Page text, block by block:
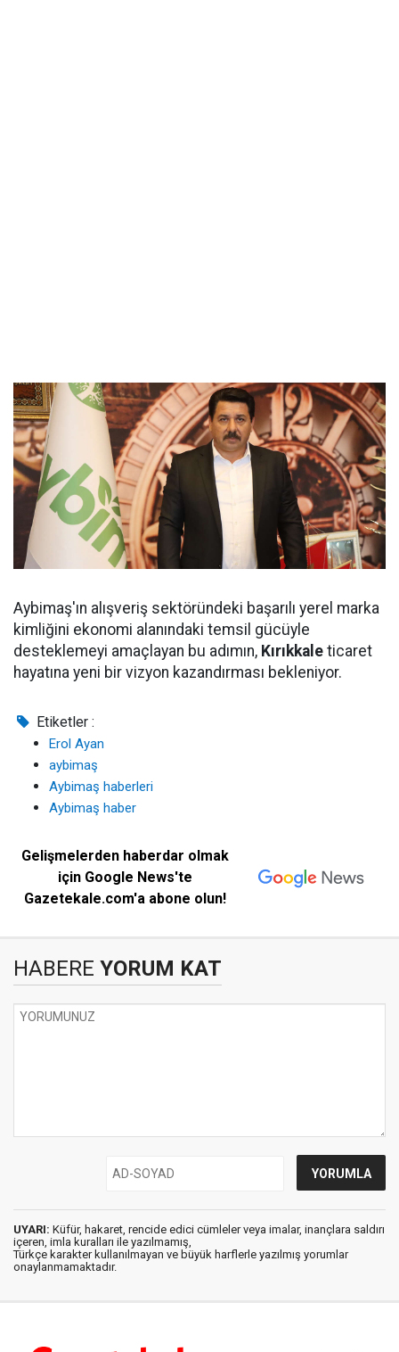
Aybimaş'ın alışveriş sektöründeki başarılı yerel marka
kimliğini ekonomi alanındaki temsil gücüyle
desteklemeyi amaçlayan bu adımın, Kırıkkale ticaret
hayatına yeni bir vizyon kazandırması bekleniyor.
Etiketler :
Erol Ayan
aybimaş
Aybimaş haberleri
Aybimaş haber
Gelişmelerden haberdar olmak
için Google News'te
Gazetekale.com'a abone olun!
HABERE YORUM KAT
UYARI: Küfür, hakaret, rencide edici cümleler veya imalar, inançlara saldırı
içeren, imla kuralları ile yazılmamış,
Türkçe karakter kullanılmayan ve büyük harflerle yazılmış yorumlar
onaylanmamaktadır.